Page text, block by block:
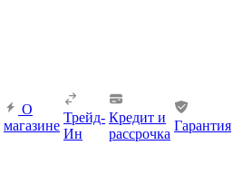
О
магазине
Трейд-
Ин
Кредит и
рассрочка
Гарантия